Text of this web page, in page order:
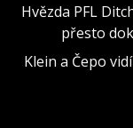
Hvězda PFL
přesto
Klein a Čepo